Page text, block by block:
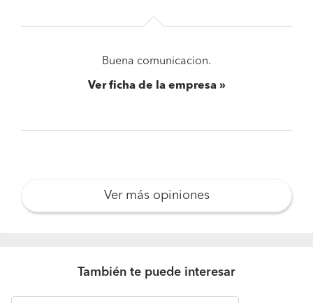
Buena comunicacion.
Ver ficha de la empresa
Ver más opiniones
También te puede interesar